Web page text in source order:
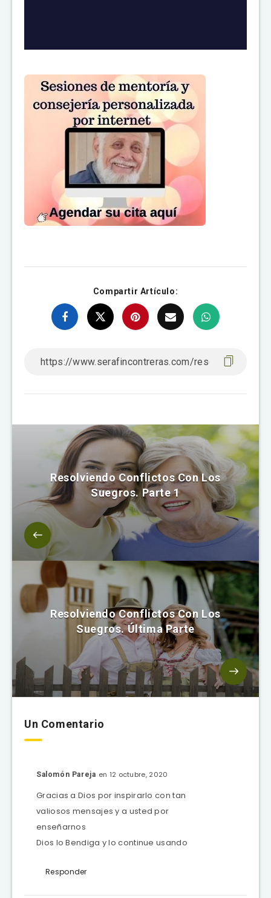
Compartir Artículo:
Resolviendo Conflictos Con Los
Suegros. Parte 1
Resolviendo Conflictos Con Los
Suegros. Última Parte
Un Comentario
Salomón Pareja en 12 octubre, 2020
Gracias a Dios por inspirarlo con tan
valiosos mensajes y a usted por
enseñarnos
Dios lo Bendiga y lo continue usando
Responder